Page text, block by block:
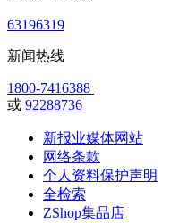
63196319
新闻热线
1800-7416388
或 92288736
新报业媒体网站
网络条款
个人资料保护声明
全检索
ZShop集品店